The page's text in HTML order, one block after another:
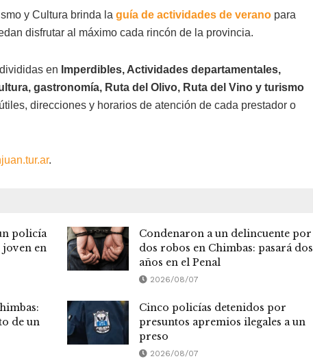
y Cultura brinda la guía de actividades de verano para
disfrutar al máximo cada rincón de la provincia.
en Imperdibles, Actividades departamentales,
gastronomía, Ruta del Olivo, Ruta del Vino y turismo
direcciones y horarios de atención de cada prestador o
.
policía
en
Condenaron a un delincuente por
dos robos en Chimbas: pasará dos
años en el Penal
2026/08/07
de un
Cinco policías detenidos por
presuntos apremios ilegales a un
preso
2026/08/07